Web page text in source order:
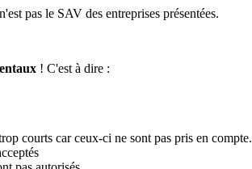
pas le SAV des entreprises présentées.
! C'est à dire :
courts car ceux-ci ne sont pas pris en compte.